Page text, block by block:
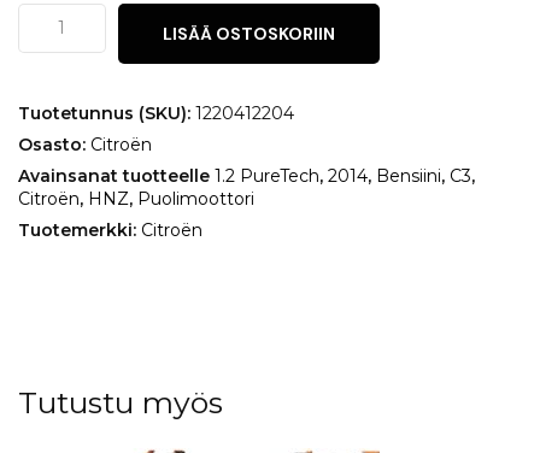
Citroën
1.2
määrä
LISÄÄ OSTOSKORIIN
Tuotetunnus (SKU): 1220412204
Osasto: Citroën
Avainsanat tuotteelle 1.2 PureTech, 2014, Bensiini, C3,
Citroën, HNZ, Puolimoottori
Tuotemerkki: Citroën
Tutustu myös